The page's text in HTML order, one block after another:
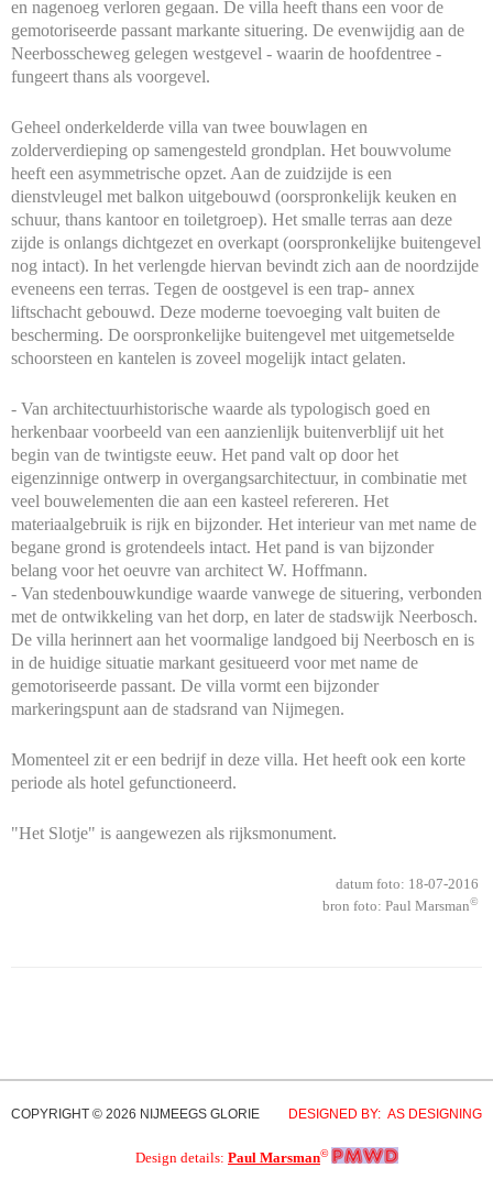
en nagenoeg verloren gegaan. De villa heeft thans een voor de
gemotoriseerde passant markante situering. De evenwijdig aan de
Neerbosscheweg gelegen westgevel - waarin de hoofdentree -
fungeert thans als voorgevel.
Geheel onderkelderde villa van twee bouwlagen en
zolderverdieping op samengesteld grondplan. Het bouwvolume
heeft een asymmetrische opzet. Aan de zuidzijde is een
dienstvleugel met balkon uitgebouwd (oorspronkelijk keuken en
schuur, thans kantoor en toiletgroep). Het smalle terras aan deze
zijde is onlangs dichtgezet en overkapt (oorspronkelijke buitengevel
nog intact). In het verlengde hiervan bevindt zich aan de noordzijde
eveneens een terras. Tegen de oostgevel is een trap- annex
liftschacht gebouwd. Deze moderne toevoeging valt buiten de
bescherming. De oorspronkelijke buitengevel met uitgemetselde
schoorsteen en kantelen is zoveel mogelijk intact gelaten.
- Van architectuurhistorische waarde als typologisch goed en
herkenbaar voorbeeld van een aanzienlijk buitenverblijf uit het
begin van de twintigste eeuw. Het pand valt op door het
eigenzinnige ontwerp in overgangsarchitectuur, in combinatie met
veel bouwelementen die aan een kasteel refereren. Het
materiaalgebruik is rijk en bijzonder. Het interieur van met name de
begane grond is grotendeels intact. Het pand is van bijzonder
belang voor het oeuvre van architect W. Hoffmann.
- Van stedenbouwkundige waarde vanwege de situering, verbonden
met de ontwikkeling van het dorp, en later de stadswijk Neerbosch.
De villa herinnert aan het voormalige landgoed bij Neerbosch en is
in de huidige situatie markant gesitueerd voor met name de
gemotoriseerde passant. De villa vormt een bijzonder
markeringspunt aan de stadsrand van Nijmegen.
Momenteel zit er een bedrijf in deze villa. Het heeft ook een korte
periode als hotel gefunctioneerd.
"Het Slotje" is aangewezen als rijksmonument.
datum foto: 18-07-2016
bron foto: Paul Marsman©
COPYRIGHT © 2026 NIJMEEGS GLORIE DESIGNED BY: AS DESIGNING
Design details: Paul Marsman©